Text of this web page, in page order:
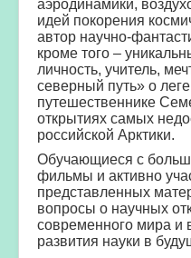
аэродинамики,
идей покорения
автор научно-
кроме того –
личность, учитель,
северный путь» о
путешественнике
открытиях самых
российской Арктики.
Обучающиеся с
фильмы и активно
представленных
вопросы о научных
современного мира и
развития науки в